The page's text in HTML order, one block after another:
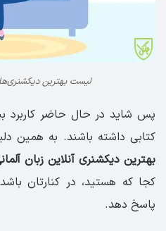
لیست بهترین
پس شاید در حال حاضر کاربرد
کتابی داشته باشند. به همین
بهترین دیکشنری آنلاین زبان
کجا که هستید، در کنارتان
پاسخ دهد.